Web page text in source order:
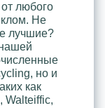
любого
Не
лучшие?
но и
как
Walteiffic,